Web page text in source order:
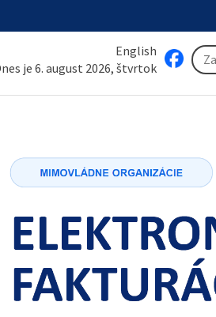
English
je 6. august 2026, štvrtok